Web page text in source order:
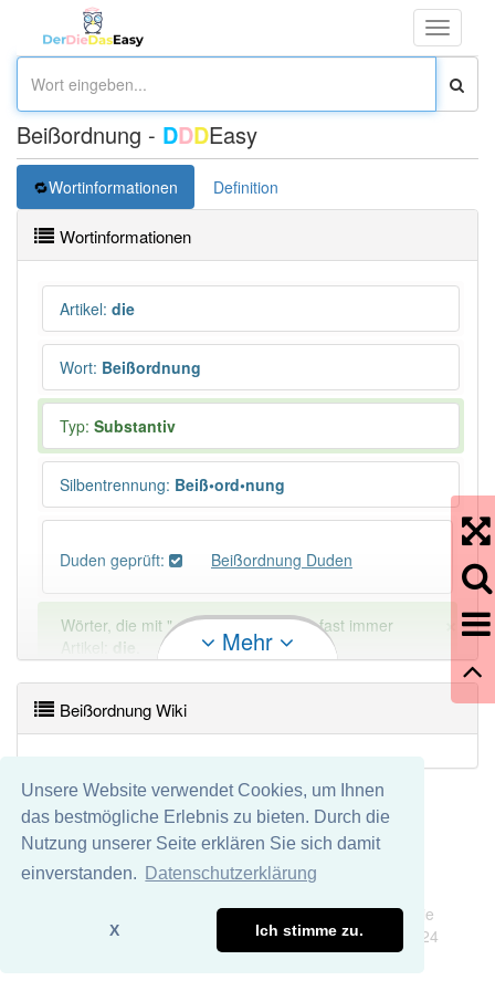
Unsere Website verwendet Cookies, um Ihnen
das bestmögliche Erlebnis zu bieten. Durch die
Nutzung unserer Seite erklären Sie sich damit
einverstanden.
Datenschutzerklärung
X Ich stimme zu.
Toggle
Beißordnung - DDDEasy
Wortinformationen Definition
Wortinformationen
Artikel: die
Wort: Beißordnung
Typ: Substantiv
Silbentrennung: Beiß•ord•nung
Duden geprüft: Beißordnung Duden
Wörter, die mit "-ung" enden, haben fast immer
Artikel:
die
Ausnahmen
Beispiele
DAS:2Ausnahmen Beispiele
PowerIndex:3
Häufigkeit: 2 von 10
Mehr
Beißordnung Wiki
Wir übernehmen keine Garantie und keine Haftung für die
Richtigkeit und Vollständigkeit dieser Seite. DDDEasy 2024